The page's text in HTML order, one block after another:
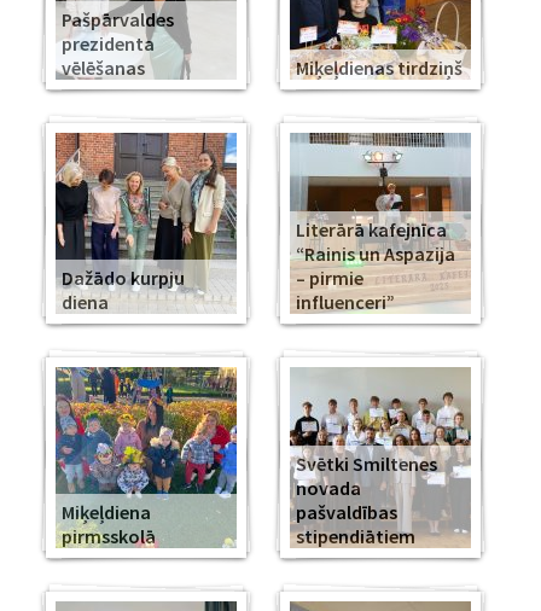
Pašpārvaldes
prezidenta
vēlēšanas
Miķeļdienas tirdziņš
Dažādo kurpju
diena
Literārā kafejnīca
“Rainis un Aspazija
– pirmie
influenceri”
Miķeļdiena
pirmsskolā
Svētki Smiltenes
novada
pašvaldības
stipendiātiem